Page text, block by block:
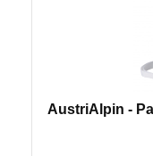
AustriAlpin -